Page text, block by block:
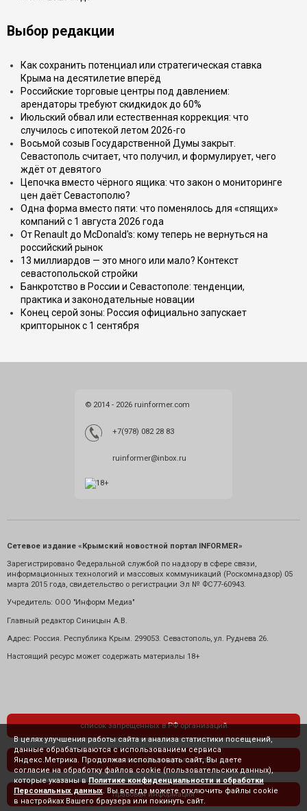
Выбор редакции
Как сохранить потенциал или стратегическая ставка
Крыма на десятилетие вперёд
Российские торговые центры под давлением:
арендаторы требуют скидкидок до 60%
Июльский обвал или естественная коррекция: что
случилось с ипотекой летом 2026-го
Восьмой созыв Государственной Думы закрыт.
Севастополь считает, что получил, и формулирует, чего
ждёт от девятого
Цепочка вместо чёрного ящика: что закон о мониторинге
цен даёт Севастополю?
Одна форма вместо пяти: что поменялось для «спящих»
компаний с 1 августа 2026 года
От Renault до McDonald's: кому теперь не вернуться на
российский рынок
13 миллиардов — это много или мало? Контекст
севастопольской стройки
Банкротство в России и Севастополе: тенденции,
практика и законодательные новации
Конец серой зоны: Россия официально запускает
крипторынок с 1 сентября
© 2014 - 2026 ruinformer.com
+7(978) 082 28 83
ruinformer@inbox.ru
Сетевое издание «Крымский новостной портал INFORMER»
Зарегистрировано Федеральной службой по надзору в сфере связи,
информационных технологий и массовых коммуникаций (Роскомнадзор) 05
марта 2015 года, свидетельство о регистрации Эл № ФС77-60943.
Учредитель: ООО "Информ Медиа"
Главный редактор Синицын А.В.
Адрес: Россия. Республика Крым. 299053. Севастополь, ул. Руднева 26.
Настоящий ресурс может содержать материалы 18+
список запрещенных в РФ организаций
политика конфиденциальности
правовая информация
В целях улучшения работы сайта и анализа статистики посещений,
данные обрабатываются с использованием сервиса
Яндекс.Метрика. Продолжая использовать сайт, Вы даете
согласие на обработку файлов cookie (пользовательских данных),
которые указаны в Политике конфиденциальности и обработки
Персональных данных . Вы всегда можете отключить файлы cookie
в настройках Вашего браузера или покинуть сайт.